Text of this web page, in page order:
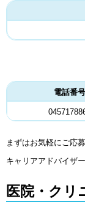
電話番号
まずはお気軽にご応
キャリアアドバイザ
医院・クリ